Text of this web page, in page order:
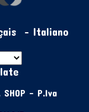
- Italiano
SHOP - P.Iva